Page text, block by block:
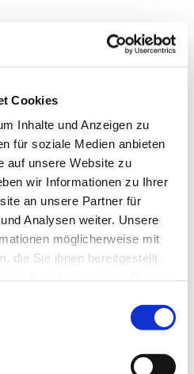
Cookies
Inhalte und Anzeigen zu
für soziale Medien anbieten
auf unsere Website zu
wir Informationen zu Ihrer
an unsere Partner für
Analysen weiter. Unsere
möglicherweise mit
die Sie ihnen bereitgestellt
Sie auch